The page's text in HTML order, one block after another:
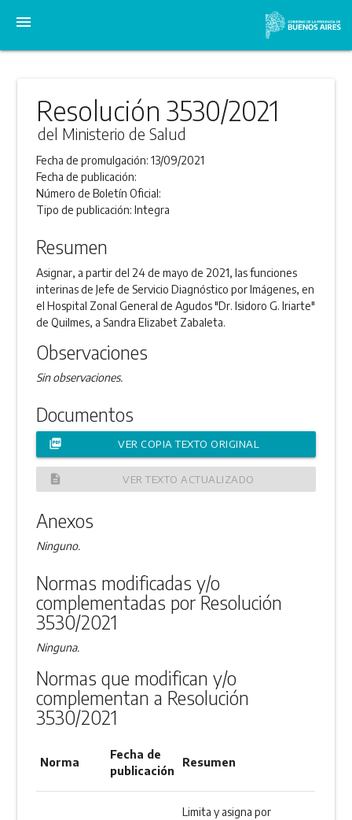
menu
Resolución 3530/2021
del Ministerio de Salud
Fecha de promulgación:13/09/2021
Fecha de publicación:
Número de Boletín Oficial:
Tipo de publicación:Integra
Resumen
Asignar, a partir del 24 de mayo de 2021, las funciones
interinas de Jefe de Servicio Diagnóstico por Imágenes, en
el Hospital Zonal General de Agudos "Dr. Isidoro G. Iriarte"
de Quilmes, a Sandra Elizabet Zabaleta.
Observaciones
Sin observaciones.
Documentos
picture_as_pdf VER COPIA TEXTO ORIGINAL
description VER TEXTO ACTUALIZADO
Anexos
Ninguno.
Normas modificadas y/o
complementadas por Resolución
3530/2021
Ninguna.
Normas que modifican y/o
complementan a Resolución
3530/2021
Norma
Fecha de
publicación
Resumen
Limita y asigna por